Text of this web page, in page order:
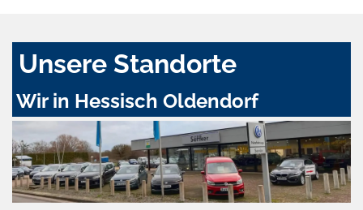
Unsere Standorte
Wir in Hessisch Oldendorf